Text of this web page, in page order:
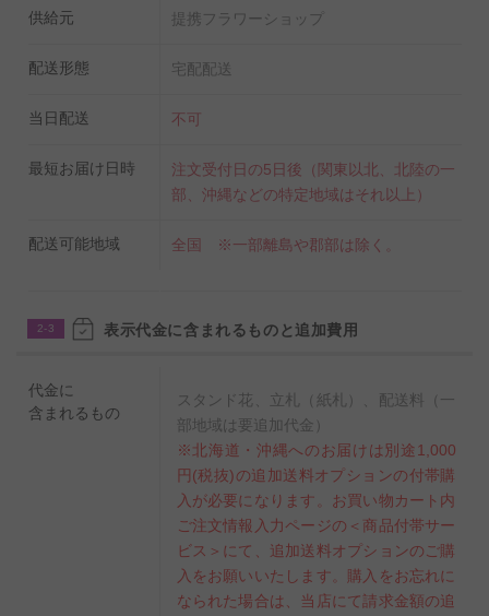
供給元 提携フラワーショップ
配送形態 宅配配送
当日配送 不可
最短お届け日時
注文受付日の5日後（関東以北、北陸の一
部、沖縄などの特定地域はそれ以上）
配送可能地域 全国 ※一部離島や郡部は除く。
2-3 表示代金に含まれるものと追加費用
代金に
含まれるもの
スタンド花、立札（紙札）、配送料（一
部地域は要追加代金）
※北海道・沖縄へのお届けは別途1,000
円(税抜)の追加送料オプションの付帯購
入が必要になります。お買い物カート内
ご注文情報入力ページの＜商品付帯サー
ビス＞にて、追加送料オプションのご購
入をお願いいたします。購入をお忘れに
なられた場合は、当店にて請求金額の追